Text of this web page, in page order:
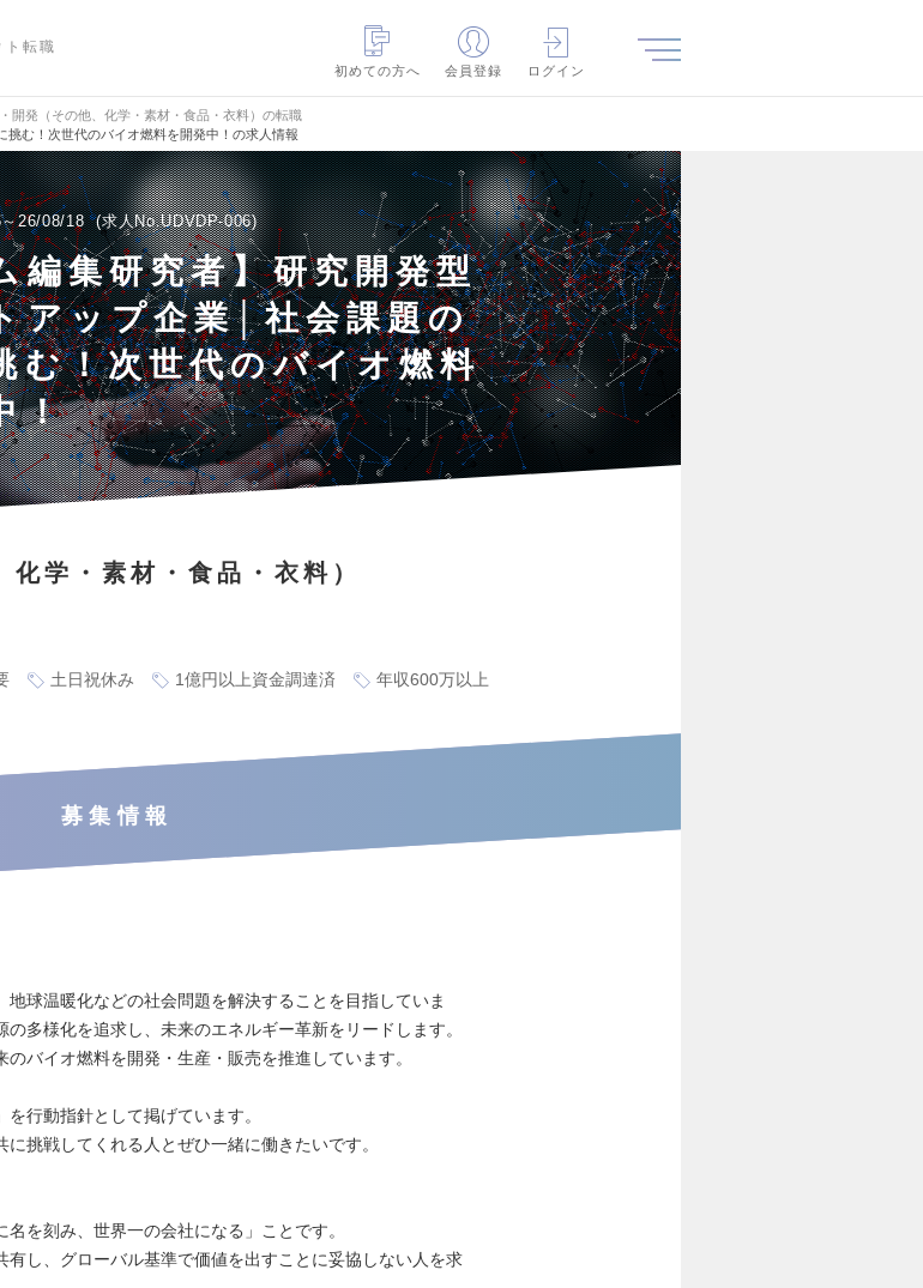
転職
初めての方へ
会員登録 ログイン
開発（その他、化学・素材・食品・衣料）の転職
挑む！次世代のバイオ燃料を開発中！の求人情報
26/08/18 求人No.UDVDP-006
編集研究者】研究開発型
アップ企業│社会課題の
む！次世代のバイオ燃料
！
学・素材・食品・衣料）
土日祝休み 1億円以上資金調達済
年収600万以上
募集情報
地球温暖化などの社会問題を解決することを目指していま
多様化を追求し、未来のエネルギー革新をリードします。
バイオ燃料を開発・生産・販売を推進しています。
行動指針として掲げています。
挑戦してくれる人とぜひ一緒に働きたいです。
を刻み、世界一の会社になる」ことです。
有し、グローバル基準で価値を出すことに妥協しない人を求